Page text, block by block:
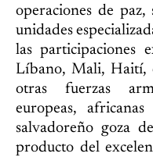
operaciones de
unidades
las participaciones
Líbano, Mali, Haití,
otras fuerzas
europeas,
salvadoreño goza
producto del